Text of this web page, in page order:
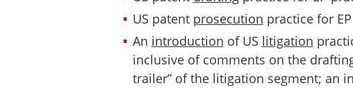
US patent prosecution practice for
An introduction of US litigation
inclusive of comments on the
trailer” of the litigation segment; an